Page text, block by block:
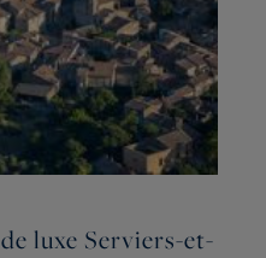
luxe Serviers-et-